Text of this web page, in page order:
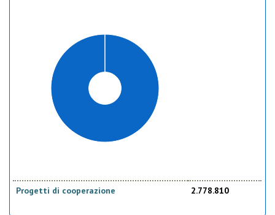
Progetti di cooperazione 2.778.810